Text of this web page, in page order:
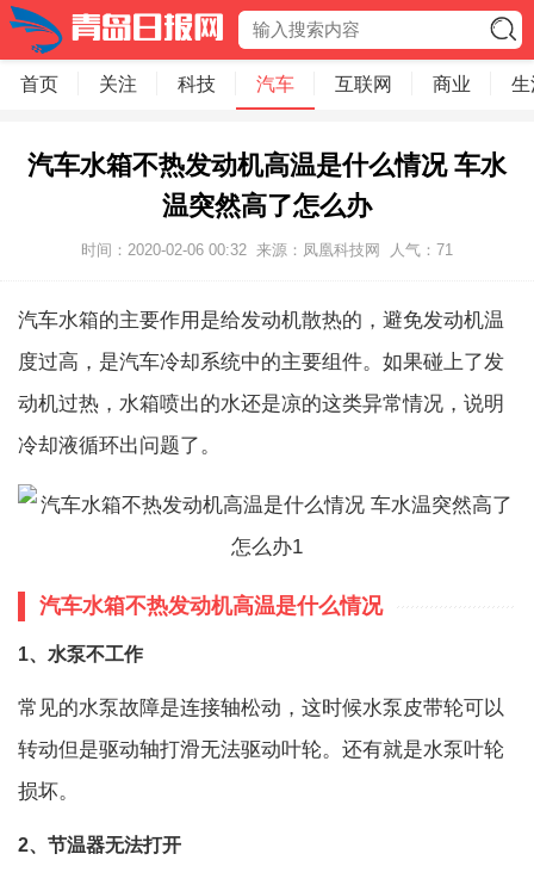
首页 关注 科技 汽车 互联网 商业 生
汽车水箱不热发动机高温是什么情况 车水
温突然高了怎么办
时间：2020-02-06 00:32 来源：凤凰科技网 人气： 71
汽车水箱的主要作用是给发动机散热的，避免发动机温
度过高，是汽车冷却系统中的主要组件。如果碰上了发
动机过热，水箱喷出的水还是凉的这类异常情况，说明
冷却液循环出问题了。
汽车水箱不热发动机高温是什么情况
1、水泵不工作
常见的水泵故障是连接轴松动，这时候水泵皮带轮可以
转动但是驱动轴打滑无法驱动叶轮。还有就是水泵叶轮
损坏。
2、节温器无法打开